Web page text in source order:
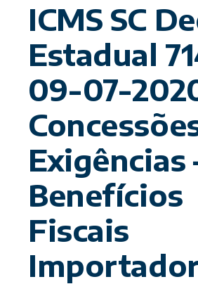
ICMS SC
Estadual
09-07-
Exigências
Benefícios
Fiscais